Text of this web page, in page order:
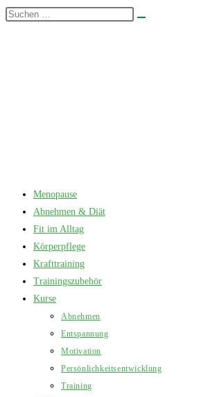
Zum
Diese
Menopause
Abnehmen & Diät
Fit im Alltag
Körperpflege
Krafttraining
Trainingszubehör
Kurse
Abnehmen
Entspannung
Motivation
Persönlichkeitsentwicklung
Training